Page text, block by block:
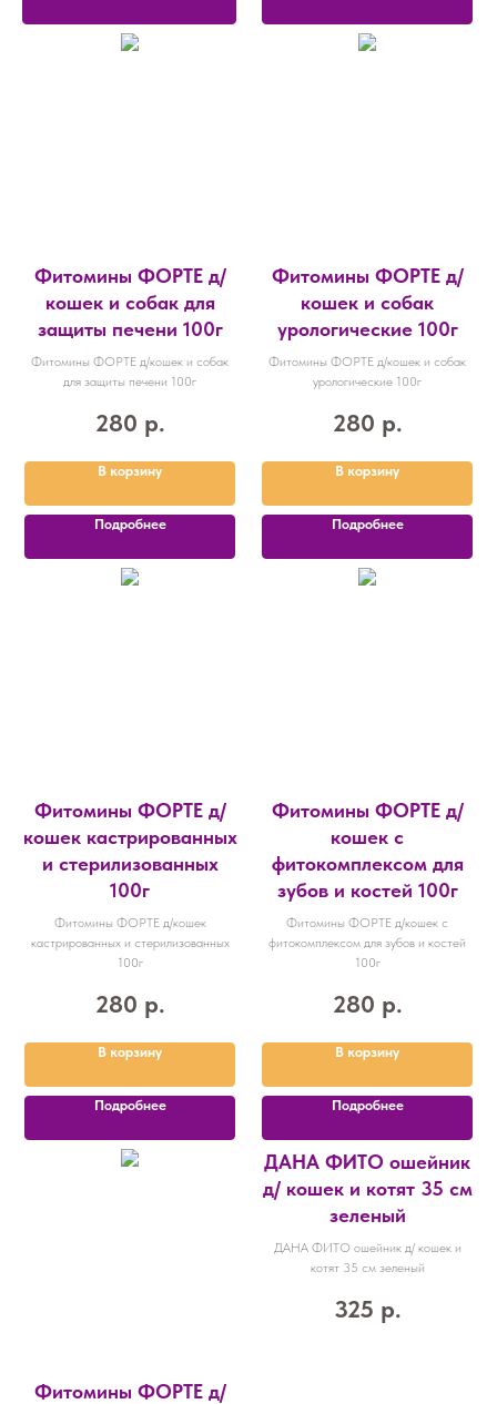
Фитомины ФОРТЕ д/
кошек и собак для
защиты печени 100г
Фитомины ФОРТЕ д/кошек и собак
для защиты печени 100г
280 р.
В корзину
Подробнее
Фитомины ФОРТЕ д/
кошек и собак
урологические 100г
Фитомины ФОРТЕ д/кошек и собак
урологические 100г
280 р.
В корзину
Подробнее
Фитомины ФОРТЕ д/
кошек кастрированных
и стерилизованных
100г
Фитомины ФОРТЕ д/кошек
кастрированных и стерилизованных
100г
280 р.
В корзину
Подробнее
Фитомины ФОРТЕ д/
кошек с
фитокомплексом для
зубов и костей 100г
Фитомины ФОРТЕ д/кошек с
фитокомплексом для зубов и костей
100г
280 р.
В корзину
Подробнее
Фитомины ФОРТЕ д/
ДАНА ФИТО ошейник
д/ кошек и котят 35 см
зеленый
ДАНА ФИТО ошейник д/ кошек и
котят 35 см зеленый
325 р.